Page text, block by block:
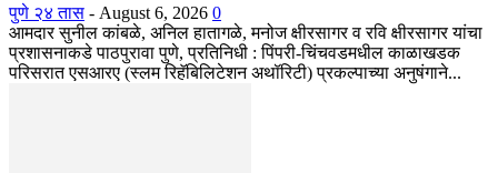
पुणे २४ तास - August 6, 2026 0
आमदार सुनील कांबळे, अनिल हातागळे, मनोज क्षीरसागर व रवि क्षीरसागर यांचा
प्रशासनाकडे पाठपुरावा पुणे, प्रतिनिधी : पिंपरी-चिंचवडमधील काळाखडक
परिसरात एसआरए (स्लम रिहॅबिलिटेशन अथॉरिटी) प्रकल्पाच्या अनुषंगाने...